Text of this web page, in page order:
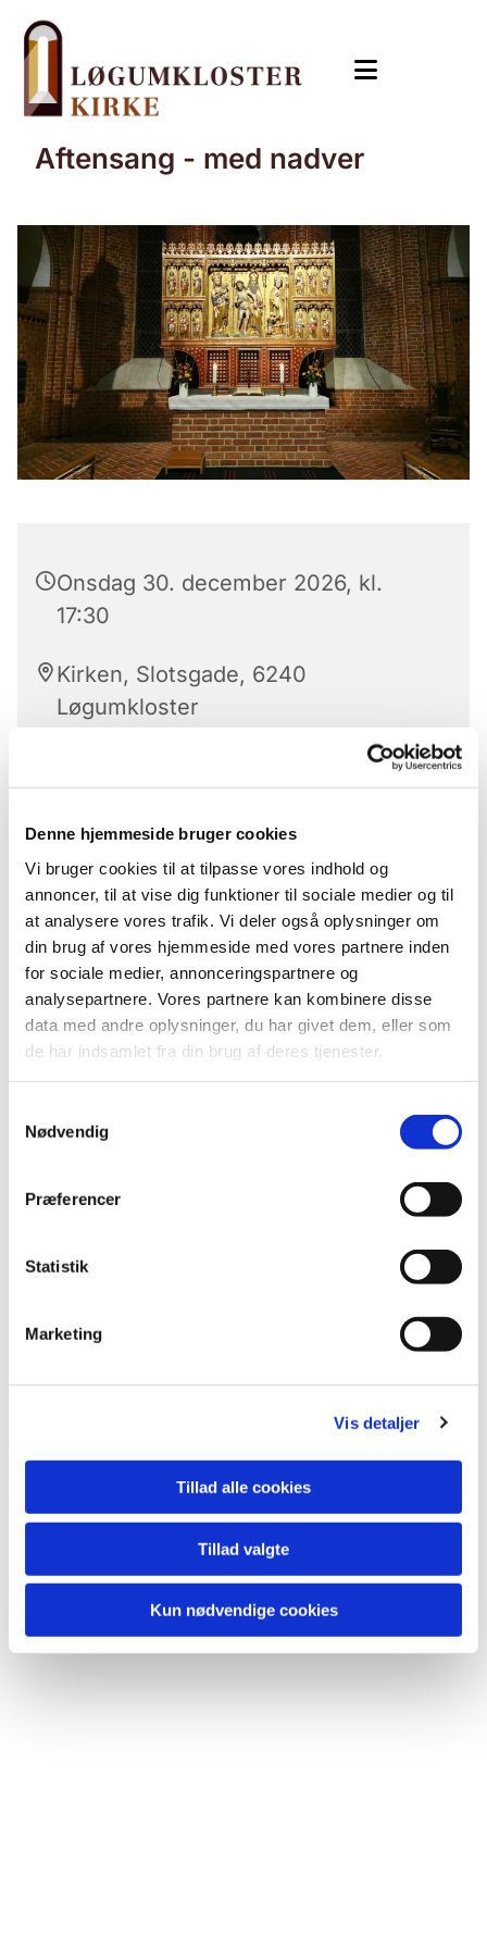
Denne hjemmeside bruger cookies
Vi bruger cookies til at tilpasse vores indhold og
annoncer, til at vise dig funktioner til sociale medier og til
at analysere vores trafik. Vi deler også oplysninger om
din brug af vores hjemmeside med vores partnere inden
for sociale medier, annonceringspartnere og
analysepartnere. Vores partnere kan kombinere disse
data med andre oplysninger, du har givet dem, eller som
de har indsamlet fra din brug af deres tjenester.
Nødvendig
Præferencer
Statistik
Marketing
Vis detaljer
Tillad alle cookies
Tillad valgte
Kun nødvendige cookies
Aftensang - med nadver
Onsdag 30. december 2026, kl.
17:30
Kirken, Slotsgade, 6240
Løgumkloster
Hver onsdag er der aftensang med nadver.
Aftensangen ledes af kirkens præster eller en af
folkekirkens uddannelses- og videnscenters
præster.
Aftensang er for alle
Der serveres alkoholfri altervin.
Du vil måske også kunne
lide...